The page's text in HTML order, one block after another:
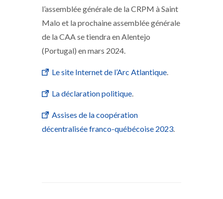
l’assemblée générale de la CRPM à Saint
Malo et la prochaine assemblée générale
de la CAA se tiendra en Alentejo
(Portugal) en mars 2024.
Le site Internet de l’Arc Atlantique
La déclaration politique
Assises de la coopération
décentralisée franco-québécoise 2023